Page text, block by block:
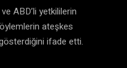
ABD’li yetkililerin
ateşkes
gösterdiğini ifade etti.